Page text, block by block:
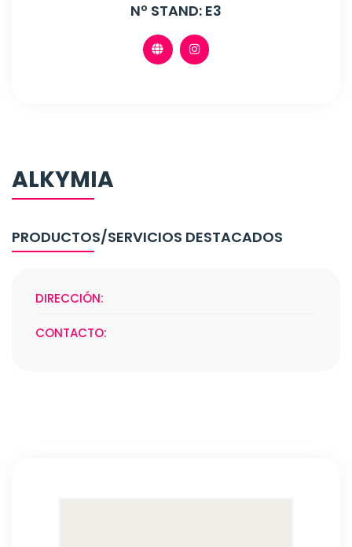
Nº STAND: E3
ALKYMIA
PRODUCTOS/SERVICIOS DESTACADOS
DIRECCIÓN:
CONTACTO: